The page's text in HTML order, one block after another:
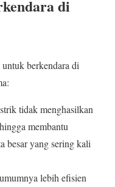
di
berkendara di
tidak menghasilkan
membantu
besar yang sering kali
lebih efisien